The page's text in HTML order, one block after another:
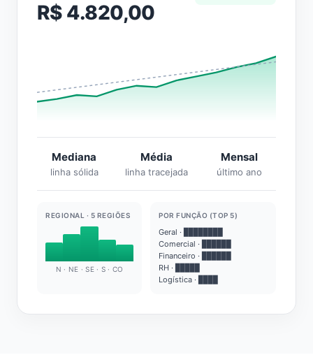
R$ 4.820,00
Mediana
linha sólida
Média
linha tracejada
Mensal
último ano
REGIONAL · 5 REGIÕES
N · NE · SE · S · CO
POR FUNÇÃO (TOP 5)
Geral · ████████
Comercial · ██████
Financeiro · ██████
RH · █████
Logística · ████